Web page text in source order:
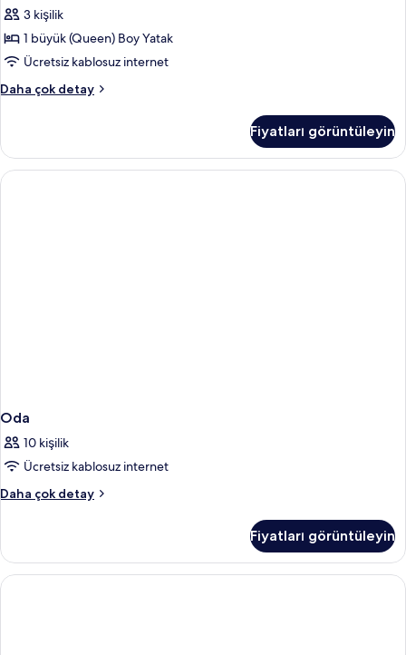
Büyük
(Queen)
Boy
için
görün
3 kişilik
1 büyük (Queen) Boy Yatak
Ücretsiz kablosuz internet
Daha çok detay
Premier
1
Büyük
(Queen)
Fiyatları görüntüleyin
Oda
10 kişilik
Ücretsiz kablosuz internet
Daha çok detay
Oda
detay
Fiyatları görüntüleyin